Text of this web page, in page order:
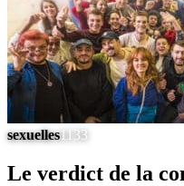
sexuelles1133
Le verdict de la